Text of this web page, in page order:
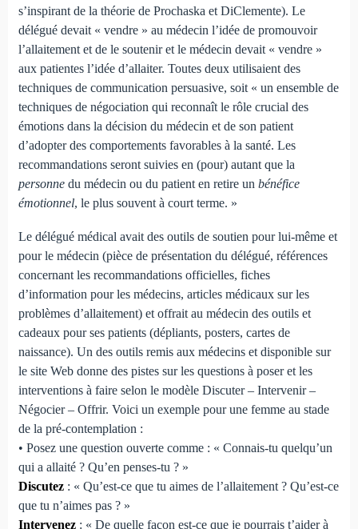
s’inspirant de la théorie de Prochaska et DiClemente). Le
délégué devait « vendre » au médecin l’idée de promouvoir
l’allaitement et de le soutenir et le médecin devait « vendre »
aux patientes l’idée d’allaiter. Toutes deux utilisaient des
techniques de communication persuasive, soit « un ensemble de
techniques de négociation qui reconnaît le rôle crucial des
émotions dans la décision du médecin et de son patient
d’adopter des comportements favorables à la santé. Les
recommandations seront suivies en (pour) autant que la
personnedu médecin ou du patient en retire un bénéfice
émotionnel, le plus souvent à court terme. »
Le délégué médical avait des outils de soutien pour lui-même et
pour le médecin (pièce de présentation du délégué, références
concernant les recommandations officielles, fiches
d’information pour les médecins, articles médicaux sur les
problèmes d’allaitement) et offrait au médecin des outils et
cadeaux pour ses patients (dépliants, posters, cartes de
naissance). Un des outils remis aux médecins et disponible sur
le site Web donne des pistes sur les questions à poser et les
interventions à faire selon le modèle Discuter – Intervenir –
Négocier – Offrir. Voici un exemple pour une femme au stade
de la pré-contemplation :
• Posez une question ouverte comme : « Connais-tu quelqu’un
qui a allaité ? Qu’en penses-tu ? »
Discutez: « Qu’est-ce que tu aimes de l’allaitement ? Qu’est-ce
que tu n’aimes pas ? »
Intervenez: « De quelle façon est-ce que je pourrais t’aider à